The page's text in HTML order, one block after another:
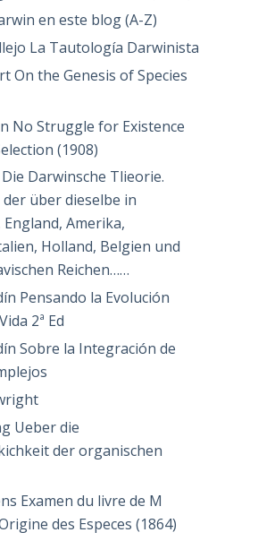
en este blog (A-Z)
La Tautología Darwinista
On the Genesis of Species
No Struggle for Existence
(1908)
Die Darwinsche Tlieorie.
über dieselbe in
Amerika,
Holland, Belgien und
Reichen……
Pensando la Evolución
2ª Ed
Sobre la Integración de
Ueber die
der organischen
Examen du livre de M
des Especes (1864)